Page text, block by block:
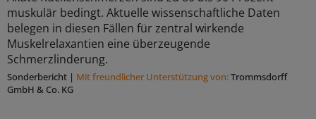
muskulär bedingt. Aktuelle wissenschaftliche Daten
belegen in diesen Fällen für zentral wirkende
Muskelrelaxantien eine überzeugende
Schmerzlinderung.
Sonderbericht | Mit freundlicher Unterstützung von:Trommsdorff
GmbH & Co. KG